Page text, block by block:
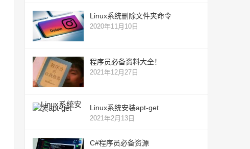
Linux系统删除文件夹命令
2020年11月10日
程序员必备资料大全！
2021年12月27日
Linux系统安装apt-get
2021年2月13日
C#程序员必备资源